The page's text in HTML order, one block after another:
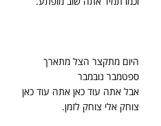
היום מתקצר הצל מתארך
ספטמבר נובמבר
אבל אתה עוד כאן אתה עוד כאן
צוחק אלי צוחק לזמן.